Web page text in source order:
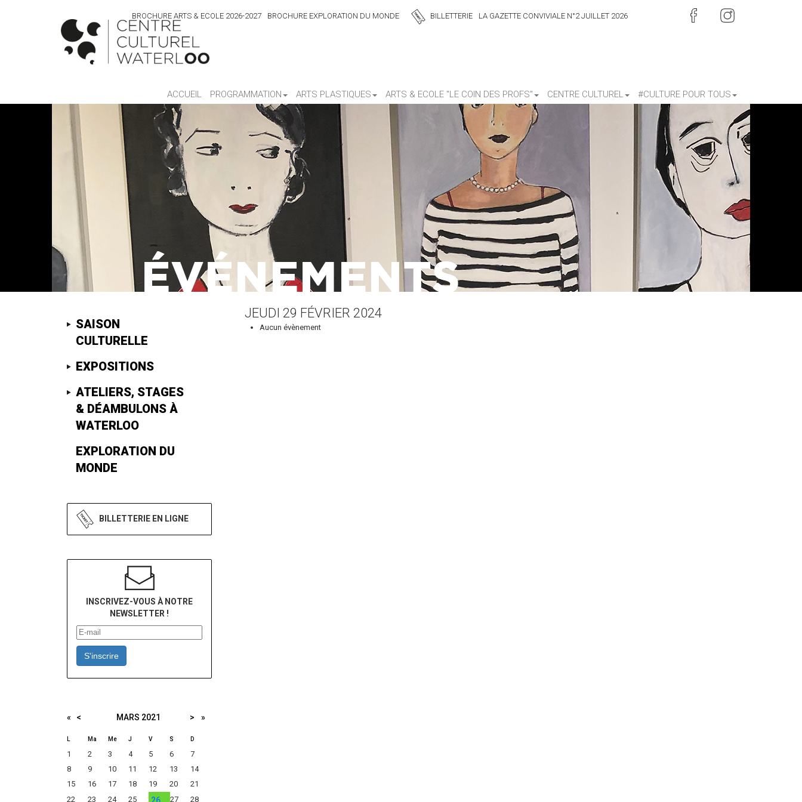
BROCHURE ARTS & ECOLE 2026-2027 BROCHURE EXPLORATION DU MONDE BILLETTERIE LA GAZETTE CONVIVIALE N°2 JUILLET 2026
ACCUEIL PROGRAMMATION ARTS PLASTIQUES ARTS & ECOLE "LE COIN DES PROFS" CENTRE CULTUREL #CULTURE POUR TOUS
SAISON
CULTURELLE
EXPOSITIONS
ATELIERS, STAGES
& DÉAMBULONS À
WATERLOO
EXPLORATION DU
MONDE
BILLETTERIE EN LIGNE
INSCRIVEZ-VOUS À NOTRE
NEWSLETTER !
S'inscrire
« < MARS 2021 > »
Ma Me J V S D
1 2 3 4 5 6
7
8
9 10 11 12 13
14
15
16 17 18 19 20
21
22
23 24 25 27 28
JEUDI 29 FÉVRIER 2024
Aucun évènement